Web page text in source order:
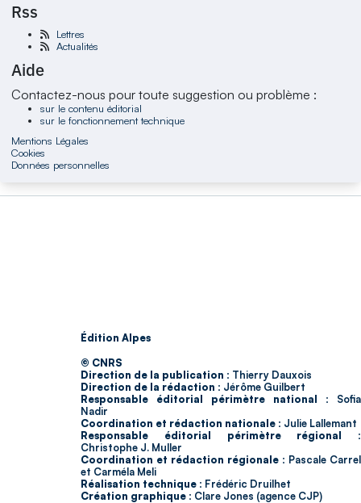
Rss
Lettres
Actualités
Aide
Contactez-nous pour toute suggestion ou problème :
sur le contenu éditorial
sur le fonctionnement technique
Mentions Légales
Cookies
Données personnelles
Édition Alpes
© CNRS
Direction de la publication : Thierry Dauxois
Direction de la rédaction : Jérôme Guilbert
Responsable éditorial périmètre national : Sofia
Nadir
Coordination et rédaction nationale : Julie Lallemant
Responsable éditorial périmètre régional :
Christophe J. Muller
Coordination et rédaction régionale : Pascale Carrel
et Carméla Meli
Réalisation technique : Frédéric Druilhet
Création graphique : Clare Jones (agence CJP)